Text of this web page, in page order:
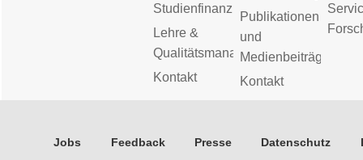
Studienfinanzierung
Lehre &
Qualitätsmanagement
Kontakt
Publikationen
und
Medienbeiträge
Kontakt
Jobs Feedback Presse Datenschutz